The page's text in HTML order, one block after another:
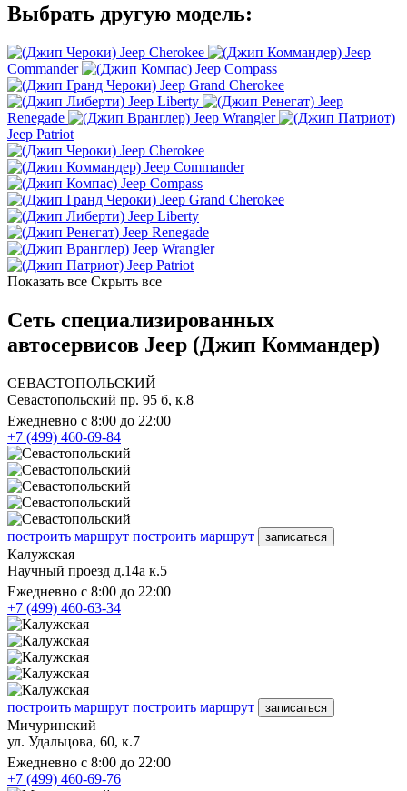
Выбрать другую модель:
Jeep Cherokee
Jeep
Commander
Jeep Compass
Jeep Grand Cherokee
Jeep Liberty
Jeep
Renegade
Jeep Wrangler
Jeep Patriot
Jeep Cherokee
Jeep Commander
Jeep Compass
Jeep Grand Cherokee
Jeep Liberty
Jeep Renegade
Jeep Wrangler
Jeep Patriot
Показать все Скрыть все
Сеть специализированных
автосервисов Jeep (Джип Коммандер)
СЕВАСТОПОЛЬСКИЙ
Севастопольский пр. 95 б, к.8
Ежедневно с 8:00 до 22:00
+7 (499) 460-69-84
построить маршрут построить маршрут записаться
Калужская
Научный проезд д.14а к.5
Ежедневно с 8:00 до 22:00
+7 (499) 460-63-34
построить маршрут построить маршрут записаться
Мичуринский
ул. Удальцова, 60, к.7
Ежедневно с 8:00 до 22:00
+7 (499) 460-69-76